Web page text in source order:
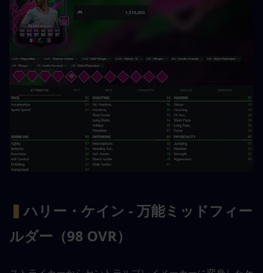
▍ハリー・ケイン - 万能ミッドフィー
ルダー（98 OVR）